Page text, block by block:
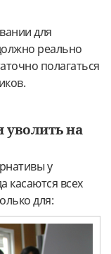
для
реально
полагаться
уволить на
у
касаются всех
для: